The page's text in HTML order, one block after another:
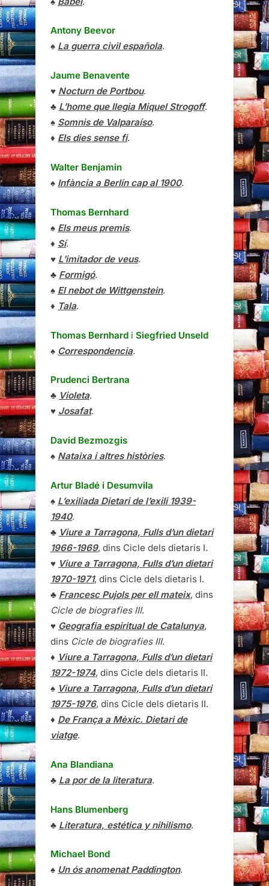
Antony Beevor
♠ La guerra civil española.
Jaume Benavente
♥ Nocturn de Portbou.
♣ L’home que llegia Miquel Strogoff.
♠ Somnis de Valparaíso.
♦ Els dies sense fi.
Walter Benjamin
♠ Infància a Berlín cap al 1900.
Thomas Bernhard
♠ Els meus premis.
♦ Sí.
♥ L’imitador de veus.
♣ Formigó.
♠ El nebot de Wittgenstein.
♦ Tala.
Thomas Bernhard i Siegfried Unseld
♠ Correspondencia.
Prudenci Bertrana
♣ Violeta.
♥ Josafat.
David Bezmozgis
♠ Nataixa i altres històries.
Artur Bladé i Desumvila
♠ L’exiliada Dietari de l’exili 1939-
1940.
♣ Viure a Tarragona, Fulls d’un dietari
1966-1969, dins Cicle dels dietaris I.
♥ Viure a Tarragona, Fulls d’un dietari
1970-1971, dins Cicle dels dietaris I.
♣ Francesc Pujols per ell mateix, dins
Cicle de biografies III.
♥ Geografia espiritual de Catalunya,
dins Cicle de biografies III.
♦ Viure a Tarragona, Fulls d’un dietari
1972-1974, dins Cicle dels dietaris II.
♠ Viure a Tarragona, Fulls d’un dietari
1975-1976, dins Cicle dels dietaris II.
♦ De França a Mèxic. Dietari de
viatge.
Ana Blandiana
♣ La por de la literatura.
Hans Blumenberg
♣ Literatura, estética y nihilismo.
Michael Bond
♠ Un ós anomenat Paddington.